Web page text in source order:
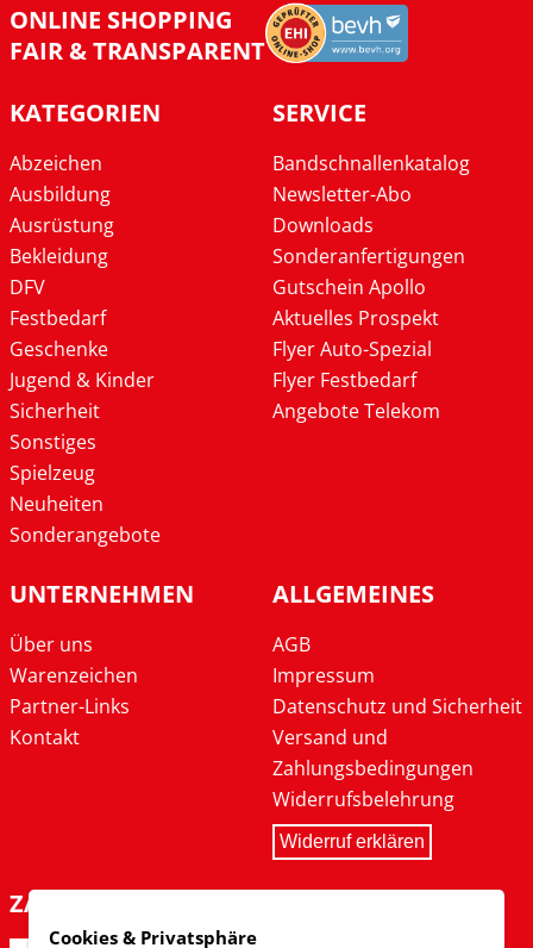
ONLINE SHOPPING
FAIR & TRANSPARENT
KATEGORIEN
Abzeichen
Ausbildung
Ausrüstung
Bekleidung
DFV
Festbedarf
Geschenke
Jugend & Kinder
Sicherheit
Sonstiges
Spielzeug
Neuheiten
Sonderangebote
SERVICE
Bandschnallenkatalog
Newsletter-Abo
Downloads
Sonderanfertigungen
Gutschein Apollo
Aktuelles Prospekt
Flyer Auto-Spezial
Flyer Festbedarf
Angebote Telekom
UNTERNEHMEN
Über uns
Warenzeichen
Partner-Links
Kontakt
ALLGEMEINES
AGB
Impressum
Datenschutz und Sicherheit
Versand und
Zahlungsbedingungen
Widerrufsbelehrung
Widerruf erklären
ZAHLARTEN
Cookies & Privatsphäre